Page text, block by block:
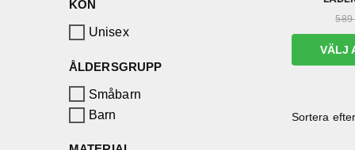
589
VÄLJ
KÖN
Unisex
ÅLDERSGRUPP
Småbarn
Barn